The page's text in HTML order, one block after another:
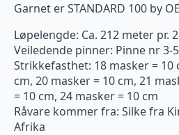
Garnet er STANDARD 100 by
Løpelengde: Ca. 212 meter pr.
Veiledende pinner: Pinne nr 3-5
Strikkefasthet: 18 masker = 10
cm, 20 masker = 10 cm, 21
= 10 cm, 24 masker = 10 cm
Råvare kommer fra: Silke fra
Afrika